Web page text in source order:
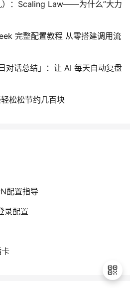
）：Scaling Law——为什么”大力
完整配置教程 从零搭建调用流
对话总结」：让 AI 每天自动复盘
松松节约几百块
配置指导
录配置
卡